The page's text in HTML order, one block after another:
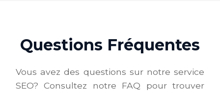
Questions Fréquentes
Vous avez des questions sur notre service
SEO? Consultez notre FAQ pour trouver